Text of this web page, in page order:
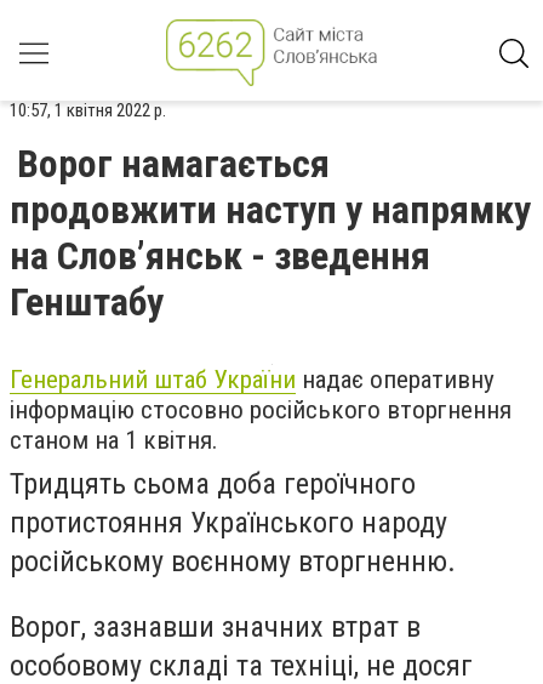
10:57, 1 квітня 2022 р.
Ворог намагається
продовжити наступ у напрямку
на Слов’янськ - зведення
Генштабу
Генеральний штаб України надає оперативну
інформацію стосовно російського вторгнення
станом на 1 квітня.
Тридцять сьома доба героїчного
протистояння Українського народу
російському воєнному вторгненню.
Ворог, зазнавши значних втрат в
особовому складі та техніці, не досяг